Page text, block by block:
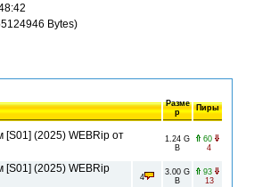
Bytes)
Разме
р
Пиры
(2025) WEBRip от
1.24 G
B
60
4
(2025) WEBRip
4
3.00 G
B
93
13